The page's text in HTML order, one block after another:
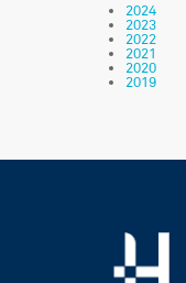
2024
2023
2022
2021
2020
2019